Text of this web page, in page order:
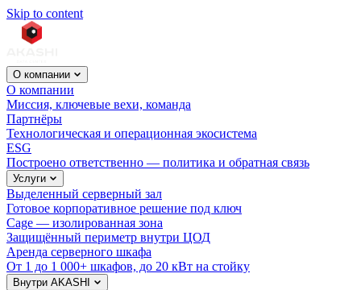
Skip to content
О компании
О компании
Миссия, ключевые вехи, команда
Партнёры
Технологическая и операционная экосистема
ESG
Построено ответственно — политика и обратная связь
Услуги
Выделенный серверный зал
Готовое корпоративное решение под ключ
Cage — изолированная зона
Защищённый периметр внутри ЦОД
Аренда серверного шкафа
От 1 до 1 000+ шкафов, до 20 кВт на стойку
Внутри AKASHI